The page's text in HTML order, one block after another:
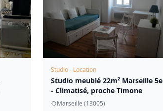
Studio - Location
Studio meublé 22m² Marseille 5e
- Climatisé, proche Timone
Marseille (13005)